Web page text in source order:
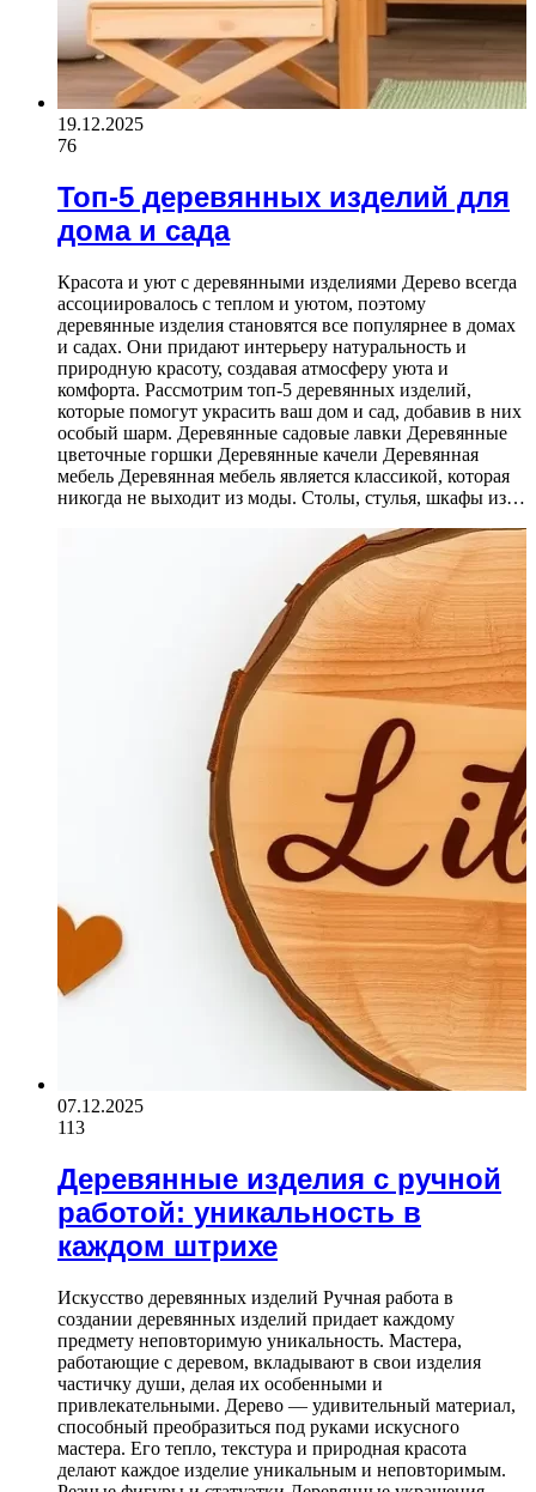
19.12.2025
76
Топ-5 деревянных изделий для
дома и сада
Красота и уют с деревянными изделиями Дерево всегда
ассоциировалось с теплом и уютом, поэтому
деревянные изделия становятся все популярнее в домах
и садах. Они придают интерьеру натуральность и
природную красоту, создавая атмосферу уюта и
комфорта. Рассмотрим топ-5 деревянных изделий,
которые помогут украсить ваш дом и сад, добавив в них
особый шарм. Деревянные садовые лавки Деревянные
цветочные горшки Деревянные качели Деревянная
мебель Деревянная мебель является классикой, которая
никогда не выходит из моды. Столы, стулья, шкафы из…
07.12.2025
113
Деревянные изделия с ручной
работой: уникальность в
каждом штрихе
Искусство деревянных изделий Ручная работа в
создании деревянных изделий придает каждому
предмету неповторимую уникальность. Мастера,
работающие с деревом, вкладывают в свои изделия
частичку души, делая их особенными и
привлекательными. Дерево — удивительный материал,
способный преобразиться под руками искусного
мастера. Его тепло, текстура и природная красота
делают каждое изделие уникальным и неповторимым.